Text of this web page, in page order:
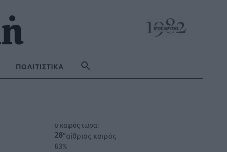
ΠΟΛΙΤΙΣΤΙΚΆ
o καιρός τώρα:
28°αίθριος καιρός
63%